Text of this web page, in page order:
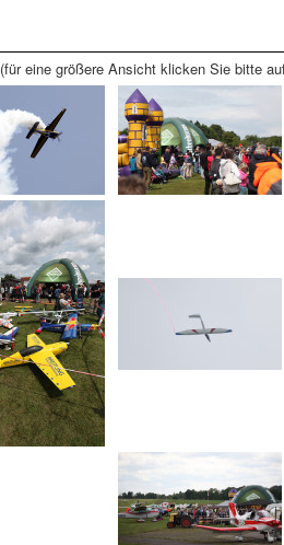
(für eine größere Ansicht klicken Sie bitte